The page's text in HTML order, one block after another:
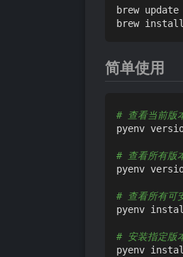
brew update
简单使用
# 查看当前版
pyenv
# 查看所有版
pyenv
# 查看所有可
pyenv
# 安装指定版